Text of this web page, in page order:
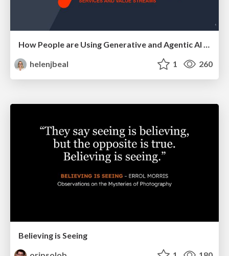
How People are Using Generative and Agentic AI to Supercharge Their Products, Projects, Services and Value Streams Today
helenjbeal
1 260
Believing is Seeing